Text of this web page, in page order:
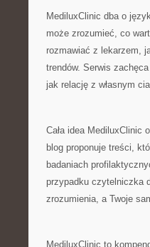
MediluxClinic dba o
może zrozumieć, co
rozmawiać z lekarzem,
trendów. Serwis
jak relację z własnym
Cała idea MediluxClinic
blog proponuje treści,
badaniach
przypadku czytelniczka
zrozumienia, a Twoje
MediluxClinic to